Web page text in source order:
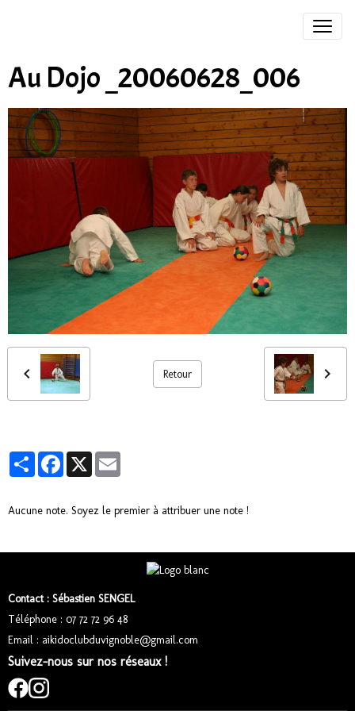
Au Dojo _20060628_006
Retour
PartagerFacebook
X
Aucune note. Soyez le premier à attribuer une note !
Contact : Sébastien SENGEL
Téléphone : 07 72 72 96 48
Email : aikidoclubduvignoble@gmail.com
Suivez-nous sur nos réseaux !